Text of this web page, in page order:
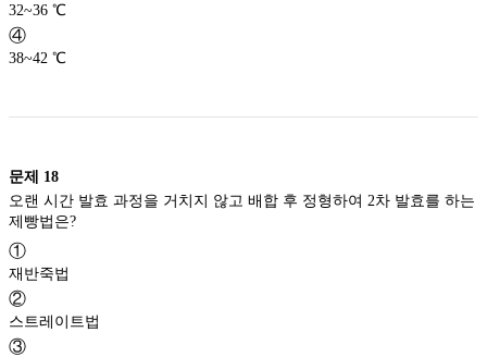
32~36 ℃
④
38~42 ℃
문제 18
오랜 시간 발효 과정을 거치지 않고 배합 후 정형하여 2차 발효를 하는
제빵법은?
①
재반죽법
②
스트레이트법
③